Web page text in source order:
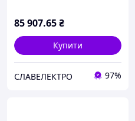
85 907.65₴
Купити
СЛАВЕЛЕКТРО 97%